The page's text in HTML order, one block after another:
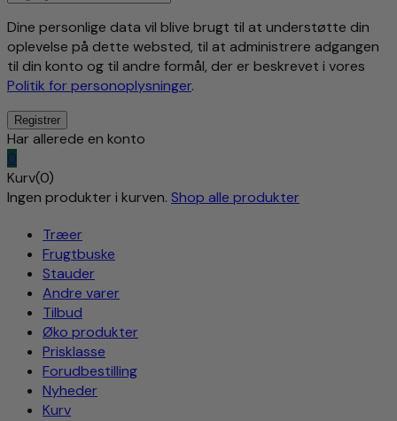
Dine personlige data vil blive brugt til at understøtte din
oplevelse på dette websted, til at administrere adgangen
til din konto og til andre formål, der er beskrevet i vores
Politik for personoplysninger.
Har allerede en konto
0
Kurv(0)
Ingen produkter i kurven. Shop alle produkter
Træer
Frugtbuske
Stauder
Andre varer
Tilbud
Øko produkter
Prisklasse
Forudbestilling
Nyheder
Kurv